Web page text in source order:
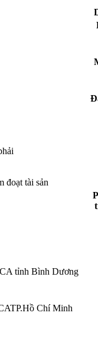
đoạt tài sản
tỉnh Bình Dương
Chí Minh